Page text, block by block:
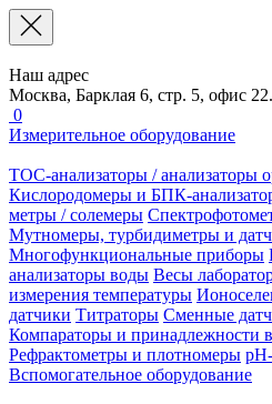
Наш адрес
Москва, Барклая 6, стр. 5, офис 22.
0
Измерительное оборудование
TOC-анализаторы / анализаторы
Кислородомеры и БПК-
метры / солемеры
Мутномеры, турбидиметры и
Многофункциональные приборы
анализаторы воды Весы
измерения температуры
датчики Титраторы Сменные
Компараторы и принадлежности
Рефрактометры и плотномеры
Вспомогательное оборудование